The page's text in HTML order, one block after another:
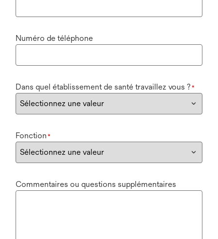
Numéro de téléphone
Dans quel établissement de santé travaillez vous ? *
Fonction *
Commentaires ou questions supplémentaires